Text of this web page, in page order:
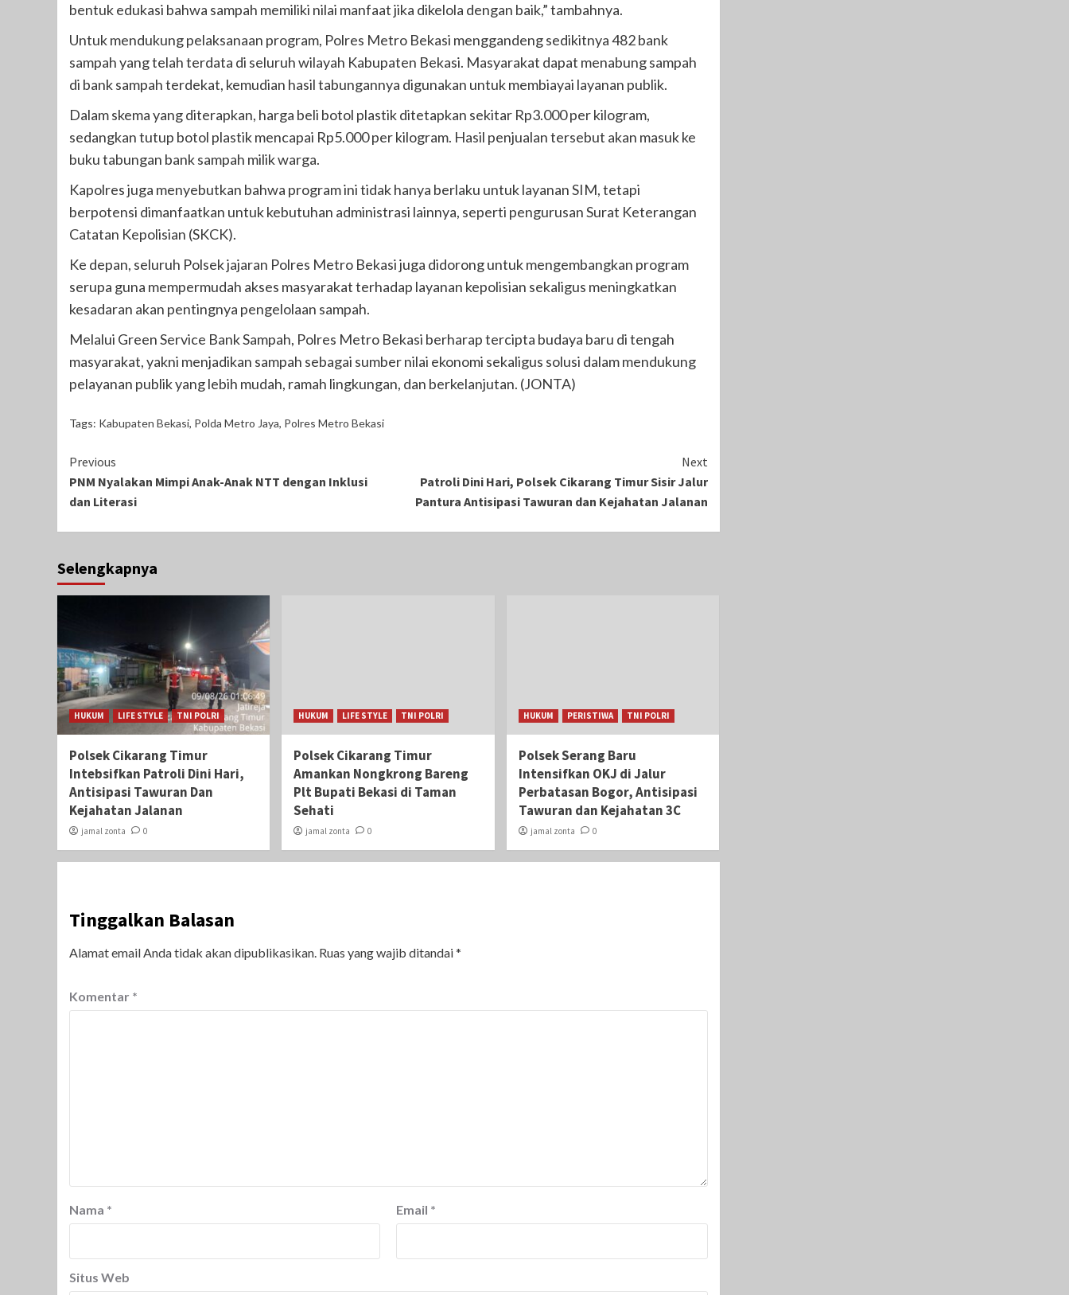
bentuk edukasi bahwa sampah memiliki nilai manfaat jika dikelola dengan baik,” tambahnya.
Untuk mendukung pelaksanaan program, Polres Metro Bekasi menggandeng sedikitnya 482 bank
sampah yang telah terdata di seluruh wilayah Kabupaten Bekasi. Masyarakat dapat menabung sampah
di bank sampah terdekat, kemudian hasil tabungannya digunakan untuk membiayai layanan publik.
Dalam skema yang diterapkan, harga beli botol plastik ditetapkan sekitar Rp3.000 per kilogram,
sedangkan tutup botol plastik mencapai Rp5.000 per kilogram. Hasil penjualan tersebut akan masuk ke
buku tabungan bank sampah milik warga.
Kapolres juga menyebutkan bahwa program ini tidak hanya berlaku untuk layanan SIM, tetapi
berpotensi dimanfaatkan untuk kebutuhan administrasi lainnya, seperti pengurusan Surat Keterangan
Catatan Kepolisian (SKCK).
Ke depan, seluruh Polsek jajaran Polres Metro Bekasi juga didorong untuk mengembangkan program
serupa guna mempermudah akses masyarakat terhadap layanan kepolisian sekaligus meningkatkan
kesadaran akan pentingnya pengelolaan sampah.
Melalui Green Service Bank Sampah, Polres Metro Bekasi berharap tercipta budaya baru di tengah
masyarakat, yakni menjadikan sampah sebagai sumber nilai ekonomi sekaligus solusi dalam mendukung
pelayanan publik yang lebih mudah, ramah lingkungan, dan berkelanjutan. (JONTA)
Tags: Kabupaten Bekasi, Polda Metro Jaya, Polres Metro Bekasi
Continue
Reading
Previous
PNM Nyalakan Mimpi Anak-Anak NTT dengan Inklusi
dan Literasi
Next
Patroli Dini Hari, Polsek Cikarang Timur Sisir Jalur
Pantura Antisipasi Tawuran dan Kejahatan Jalanan
Selengkapnya
HUKUM LIFE STYLE TNI POLRI
Polsek Cikarang Timur
Intebsifkan Patroli Dini Hari,
Antisipasi Tawuran Dan
Kejahatan Jalanan
jamal zonta 0
HUKUM LIFE STYLE TNI POLRI
Polsek Cikarang Timur
Amankan Nongkrong Bareng
Plt Bupati Bekasi di Taman
Sehati‎
jamal zonta 0
HUKUM PERISTIWA TNI POLRI
Polsek Serang Baru
Intensifkan OKJ di Jalur
Perbatasan Bogor, Antisipasi
Tawuran dan Kejahatan 3C
jamal zonta 0
Tinggalkan Balasan
Alamat email Anda tidak akan dipublikasikan. Ruas yang wajib ditandai*
Komentar *
Nama * Email *
Situs Web